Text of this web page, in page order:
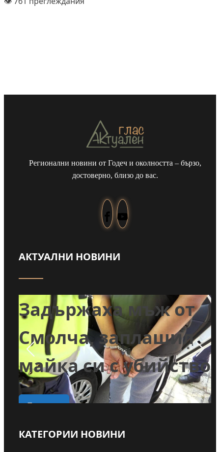
Регионални новини от Годеч и околността – бързо,
достоверно, близо до вас.
АКТУАЛНИ НОВИНИ
Задържаха мъж от
Смолча, заплашил
майка си с убийство
Прочети
КАТЕГОРИИ НОВИНИ